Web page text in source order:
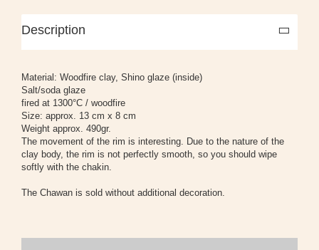
Description
Material: Woodfire clay, Shino glaze (inside)
Salt/soda glaze
fired at 1300°C / woodfire
Size: approx. 13 cm x 8 cm
Weight approx. 490gr.
The movement of the rim is interesting. Due to the nature of the
clay body, the rim is not perfectly smooth, so you should wipe
softly with the chakin.
The Chawan is sold without additional decoration.